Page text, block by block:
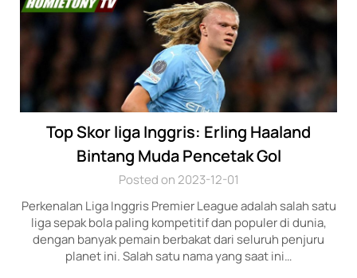
Top Skor liga Inggris: Erling Haaland
Bintang Muda Pencetak Gol
Posted on 2023-12-01
Perkenalan Liga Inggris Premier League adalah salah satu
liga sepak bola paling kompetitif dan populer di dunia,
dengan banyak pemain berbakat dari seluruh penjuru
planet ini. Salah satu nama yang saat ini…